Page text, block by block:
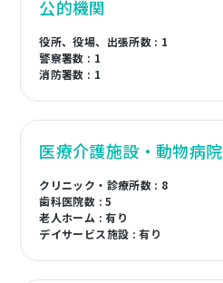
公的機関
役所、役場、出張所数 : 1
警察署数 : 1
消防署数 : 1
医療介護施設・動物病院
クリニック・診療所数 : 8
歯科医院数 : 5
老人ホーム : 有り
デイサービス施設 : 有り